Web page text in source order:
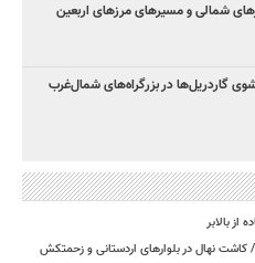
شمالی و مسیرهای مرزهای اربعین
گاردریل‌ها در بزرگراه‌های شمال‌غرب
نهال در بلوارهای اردستانی و زحمتکش